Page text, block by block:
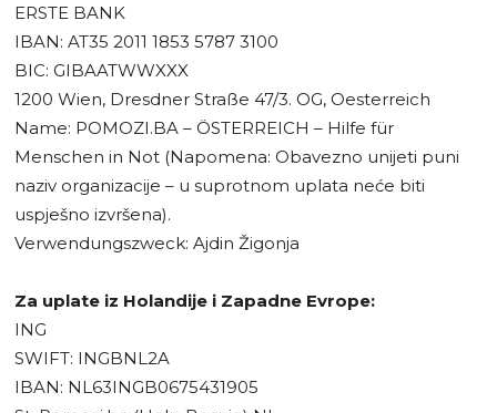
ERSTE BANK
IBAN: AT35 2011 1853 5787 3100
BIC: GIBAATWWXXX
1200 Wien, Dresdner Straße 47/3. OG, Oesterreich
Name: POMOZI.BA – ÖSTERREICH – Hilfe für
Menschen in Not (Napomena: Obavezno unijeti puni
naziv organizacije – u suprotnom uplata neće biti
uspješno izvršena).
Verwendungszweck: Ajdin Žigonja
Za uplate iz Holandije i Zapadne Evrope:
ING
SWIFT: INGBNL2A
IBAN: NL63INGB0675431905